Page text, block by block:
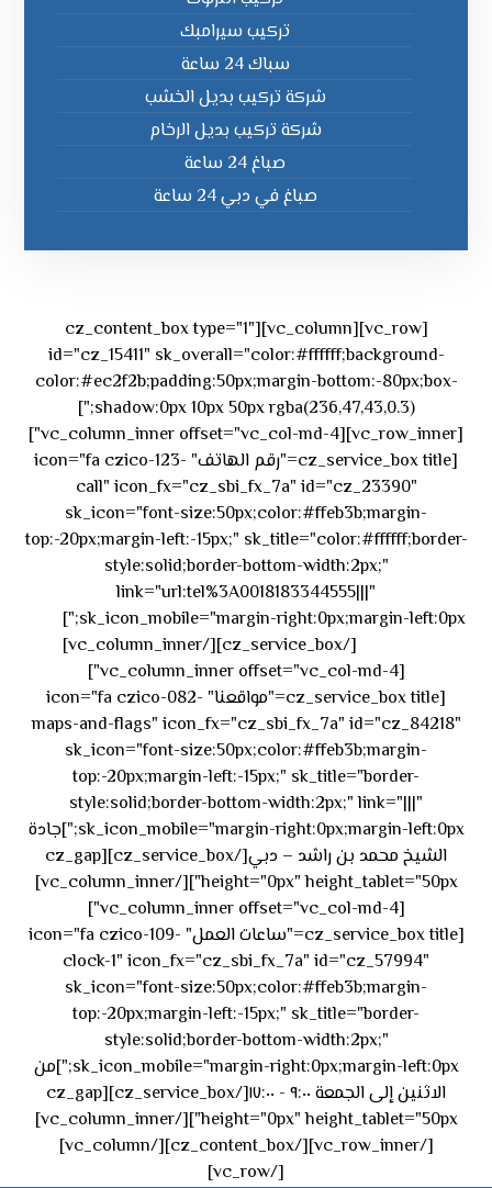
تركيب سيرامبك
سباك 24 ساعة
شركة تركيب بديل الخشب
شركة تركيب بديل الرخام
صباغ 24 ساعة
صباغ في دبي 24 ساعة
[vc_row][vc_column][cz_content_box type="1"
id="cz_15411" sk_overall="color:#ffffff;background-
color:#ec2f2b;padding:50px;margin-bottom:-80px;box-
shadow:0px 10px 50px rgba(236,47,43,0.3);"]
[vc_row_inner][vc_column_inner offset="vc_col-md-4"]
[cz_service_box title="رقم الهاتف" icon="fa czico-123-
call" icon_fx="cz_sbi_fx_7a" id="cz_23390"
sk_icon="font-size:50px;color:#ffeb3b;margin-
top:-20px;margin-left:-15px;" sk_title="color:#ffffff;border-
style:solid;border-bottom-width:2px;"
link="url:tel%3A0018183344555|||"
sk_icon_mobile="margin-right:0px;margin-left:0px;"]
[/cz_service_box][/vc_column_inner]
[vc_column_inner offset="vc_col-md-4"]
[cz_service_box title="مواقعنا" icon="fa czico-082-
maps-and-flags" icon_fx="cz_sbi_fx_7a" id="cz_84218"
sk_icon="font-size:50px;color:#ffeb3b;margin-
top:-20px;margin-left:-15px;" sk_title="border-
style:solid;border-bottom-width:2px;" link="|||"
sk_icon_mobile="margin-right:0px;margin-left:0px;"]جادة
الشيخ محمد بن راشد – دبي[/cz_service_box][cz_gap
height="0px" height_tablet="50px"][/vc_column_inner]
[vc_column_inner offset="vc_col-md-4"]
[cz_service_box title="ساعات العمل" icon="fa czico-109-
clock-1" icon_fx="cz_sbi_fx_7a" id="cz_57994"
sk_icon="font-size:50px;color:#ffeb3b;margin-
top:-20px;margin-left:-15px;" sk_title="border-
style:solid;border-bottom-width:2px;"
sk_icon_mobile="margin-right:0px;margin-left:0px;"]من
الاثنين إلى الجمعة ٩:٠٠ - ١٧:٠٠[/cz_service_box][cz_gap
height="0px" height_tablet="50px"][/vc_column_inner]
[/vc_row_inner][/cz_content_box][/vc_column]
[/vc_row]